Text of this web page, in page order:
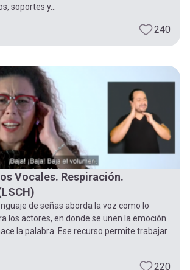
soportes y...
240
Vocales. Respiración.
de señas aborda la voz como lo
los actores, en donde se unen la emoción
la palabra. Ese recurso permite trabajar
220